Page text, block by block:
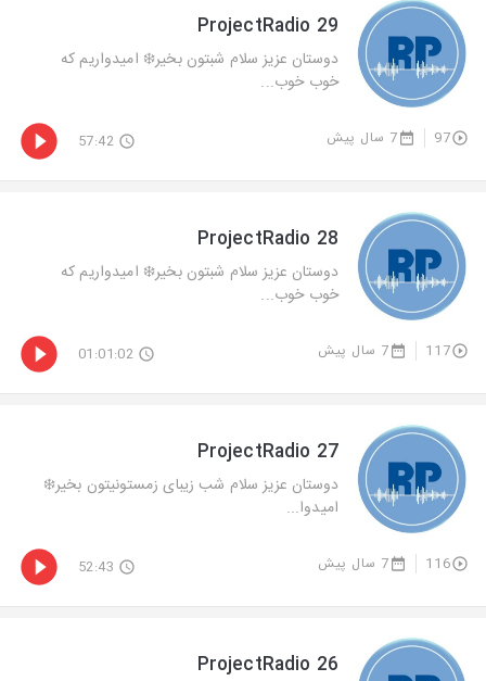
ProjectRadio 29
دوستان عزيز سلام شبتون بخير❄️ اميدواريم كه
خوب خوب...
97 7 سال پیش 57:42
ProjectRadio 28
دوستان عزيز سلام شبتون بخير❄️ اميدواريم كه
خوب خوب...
117 7 سال پیش 01:01:02
ProjectRadio 27
دوستان عزيز سلام شب زیبای زمستونيتون بخير❄️
اميدوا...
116 7 سال پیش 52:43
ProjectRadio 26